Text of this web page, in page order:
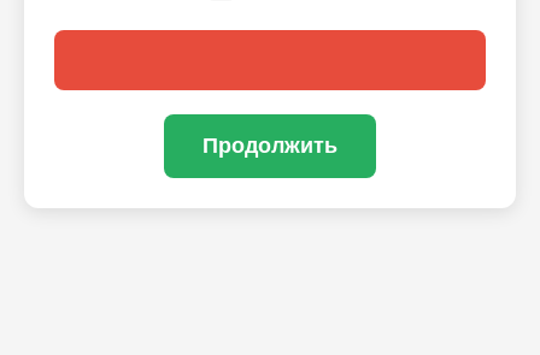
Продолжить